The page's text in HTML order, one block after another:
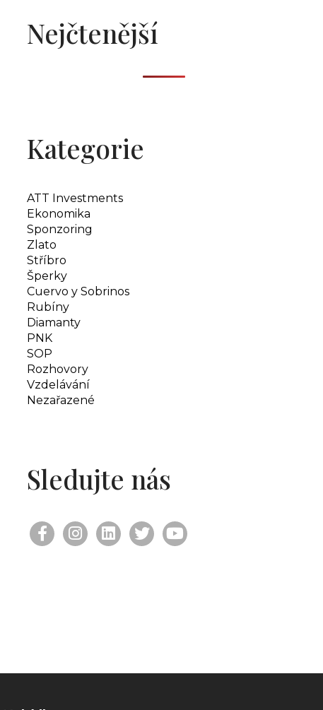
Nejčtenější
Kategorie
ATT Investments
Ekonomika
Sponzoring
Zlato
Stříbro
Šperky
Cuervo y Sobrinos
Rubíny
Diamanty
PNK
SOP
Rozhovory
Vzdelávání
Nezařazené
Sledujte nás